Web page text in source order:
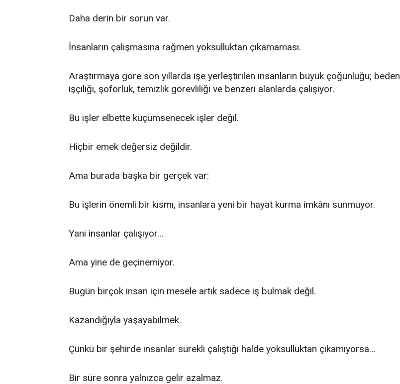
Daha derin bir sorun var.
İnsanların çalışmasına rağmen yoksulluktan çıkamaması.
Araştırmaya göre son yıllarda işe yerleştirilen insanların büyük çoğunluğu; beden
işçiliği, şoförlük, temizlik görevliliği ve benzeri alanlarda çalışıyor.
Bu işler elbette küçümsenecek işler değil.
Hiçbir emek değersiz değildir.
Ama burada başka bir gerçek var:
Bu işlerin önemli bir kısmı, insanlara yeni bir hayat kurma imkânı sunmuyor.
Yani insanlar çalışıyor…
Ama yine de geçinemiyor.
Bugün birçok insan için mesele artık sadece iş bulmak değil.
Kazandığıyla yaşayabilmek.
Çünkü bir şehirde insanlar sürekli çalıştığı halde yoksulluktan çıkamıyorsa…
Bir süre sonra yalnızca gelir azalmaz.